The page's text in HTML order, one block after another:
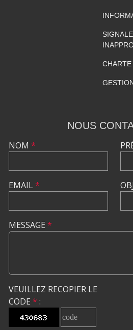
NOUS
NOM *
EMAIL*
MESSAGE *
VEUILLEZ RECOPIER LE
CODE * :